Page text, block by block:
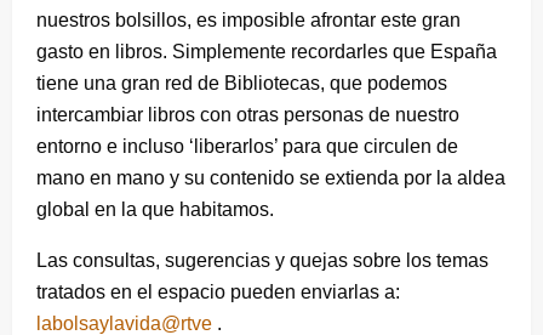
nuestros bolsillos, es imposible afrontar este gran
gasto en libros. Simplemente recordarles que España
tiene una gran red de Bibliotecas, que podemos
intercambiar libros con otras personas de nuestro
entorno e incluso ‘liberarlos’ para que circulen de
mano en mano y su contenido se extienda por la aldea
global en la que habitamos.
Las consultas, sugerencias y quejas sobre los temas
tratados en el espacio pueden enviarlas a:
labolsaylavida@rtve .